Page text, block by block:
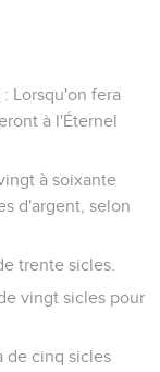
Lorsqu'on fera
à l'Éternel
à soixante
d'argent, selon
trente sicles.
vingt sicles pour
de cinq sicles